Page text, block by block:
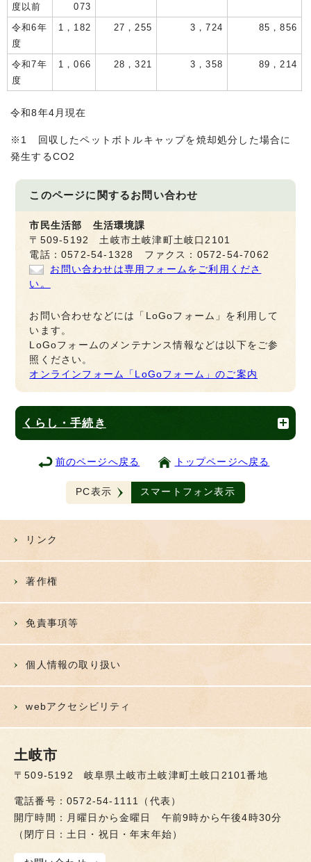
度以前
073
令和6年
度
1，182 27，255 3，724 85，856
令和7年
度
1，066 28，321 3，358 89，214
令和8年4月現在
※1 回収したペットボトルキャップを焼却処分した場合に
発生するCO2
このページに関するお問い合わせ
市民生活部 生活環境課
〒509-5192 土岐市土岐津町土岐口2101
電話：0572-54-1328 ファクス：0572-54-7062
お問い合わせは専用フォームをご利用くださ
い。
お問い合わせなどには「LoGoフォーム」を利用して
います。
LoGoフォームのメンテナンス情報などは以下をご参
照ください。
オンラインフォーム「LoGoフォーム」のご案内
くらし・手続き
前のページへ戻る トップページへ戻る
PC表示 スマートフォン表示
リンク
著作権
免責事項等
個人情報の取り扱い
webアクセシビリティ
土岐市
〒509-5192 岐阜県土岐市土岐津町土岐口2101番地
電話番号：0572-54-1111（代表）
開庁時間：月曜日から金曜日 午前9時から午後4時30分
（閉庁日：土日・祝日・年末年始）